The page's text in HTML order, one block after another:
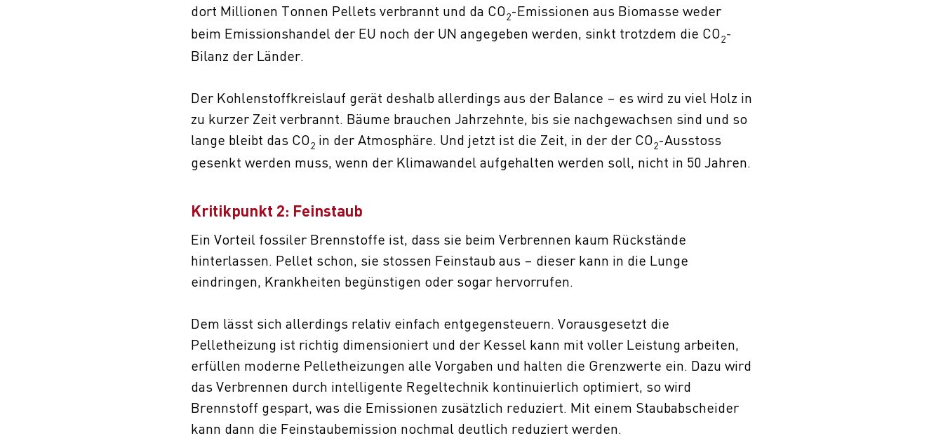
dort Millionen Tonnen Pellets verbrannt und da CO2-Emissionen aus Biomasse weder
beim Emissionshandel der EU noch der UN angegeben werden, sinkt trotzdem die CO2-
Bilanz der Länder.
Der Kohlenstoffkreislauf gerät deshalb allerdings aus der Balance – es wird zu viel Holz in
zu kurzer Zeit verbrannt. Bäume brauchen Jahrzehnte, bis sie nachgewachsen sind und so
lange bleibt das CO2 in der Atmosphäre. Und jetzt ist die Zeit, in der der CO2-Ausstoss
gesenkt werden muss, wenn der Klimawandel aufgehalten werden soll, nicht in 50 Jahren.
Kritikpunkt 2: Feinstaub
Ein Vorteil fossiler Brennstoffe ist, dass sie beim Verbrennen kaum Rückstände
hinterlassen. Pellet schon, sie stossen Feinstaub aus – dieser kann in die Lunge
eindringen, Krankheiten begünstigen oder sogar hervorrufen.
Dem lässt sich allerdings relativ einfach entgegensteuern. Vorausgesetzt die
Pelletheizung ist richtig dimensioniert und der Kessel kann mit voller Leistung arbeiten,
erfüllen moderne Pelletheizungen alle Vorgaben und halten die Grenzwerte ein. Dazu wird
das Verbrennen durch intelligente Regeltechnik kontinuierlich optimiert, so wird
Brennstoff gespart, was die Emissionen zusätzlich reduziert. Mit einem Staubabscheider
kann dann die Feinstaubemission nochmal deutlich reduziert werden.